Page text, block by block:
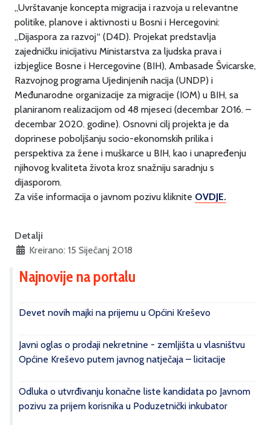
„Uvrštavanje koncepta migracija i razvoja u relevantne
politike, planove i aktivnosti u Bosni i Hercegovini:
„Dijaspora za razvoj“ (D4D). Projekat predstavlja
zajedničku inicijativu Ministarstva za ljudska prava i
izbjeglice Bosne i Hercegovine (BIH), Ambasade Švicarske,
Razvojnog programa Ujedinjenih nacija (UNDP) i
Međunarodne organizacije za migracije (IOM) u BIH, sa
planiranom realizacijom od 48 mjeseci (decembar 2016. –
decembar 2020. godine). Osnovni cilj projekta je da
doprinese poboljšanju socio-ekonomskih prilika i
perspektiva za žene i muškarce u BIH, kao i unapređenju
njihovog kvaliteta života kroz snažniju saradnju s
dijasporom.
Za više informacija o javnom pozivu kliknite OVDJE.
Detalji
Kreirano: 15 Siječanj 2018
Najnovije na portalu
Devet novih majki na prijemu u Općini Kreševo
Javni oglas o prodaji nekretnine - zemljišta u vlasništvu
Općine Kreševo putem javnog natječaja – licitacije
Odluka o utvrđivanju konačne liste kandidata po Javnom
pozivu za prijem korisnika u Poduzetnički inkubator